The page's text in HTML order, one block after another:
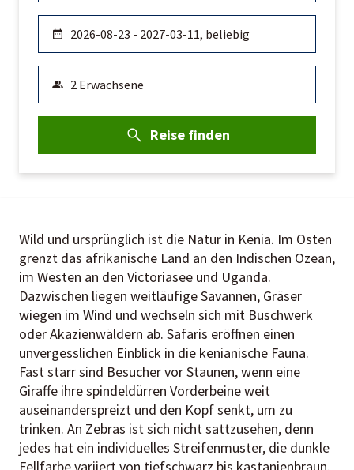
Reise finden
Wild und ursprünglich ist die Natur in Kenia. Im Osten
grenzt das afrikanische Land an den Indischen Ozean,
im Westen an den Victoriasee und Uganda.
Dazwischen liegen weitläufige Savannen, Gräser
wiegen im Wind und wechseln sich mit Buschwerk
oder Akazienwäldern ab. Safaris eröffnen einen
unvergesslichen Einblick in die kenianische Fauna.
Fast starr sind Besucher vor Staunen, wenn eine
Giraffe ihre spindeldürren Vorderbeine weit
auseinanderspreizt und den Kopf senkt, um zu
trinken. An Zebras ist sich nicht sattzusehen, denn
jedes hat ein individuelles Streifenmuster, die dunkle
Fellfarbe variiert von tiefschwarz bis kastanienbraun.